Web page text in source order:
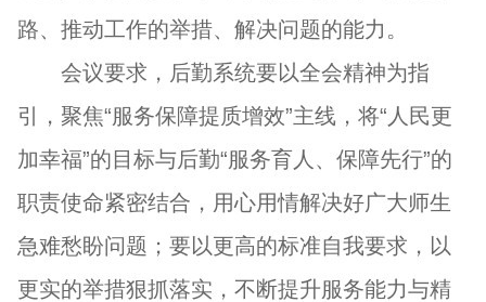
路、推动工作的举措、解决问题的能力。
会议要求，后勤系统要以全会精神为指
引，聚焦“服务保障提质增效”主线，将“人民更
加幸福”的目标与后勤“服务育人、保障先行”的
职责使命紧密结合，用心用情解决好广大师生
急难愁盼问题；要以更高的标准自我要求，以
更实的举措狠抓落实，不断提升服务能力与精